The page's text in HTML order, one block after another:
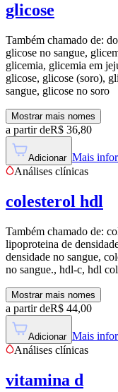
glicose
Também chamado de:
glicose no sangue,
glicemia, glicemia em
glicose, glicose (soro),
sangue, glicose no soro
Mostrar mais nomes
a partir deR$ 36,80
Adicionar Mais
Análises clínicas
colesterol hdl
Também chamado de:
lipoproteina de
densidade no sangue,
no sangue., hdl-c, hdl
Mostrar mais nomes
a partir deR$ 44,00
Adicionar Mais
Análises clínicas
vitamina d